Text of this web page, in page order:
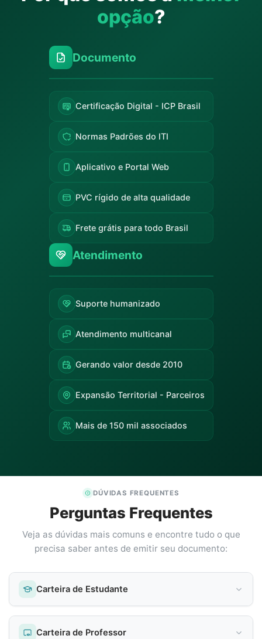
opção?
Documento
Certificação Digital - ICP Brasil
Normas Padrões do ITI
Aplicativo e Portal Web
PVC rígido de alta qualidade
Frete grátis para todo Brasil
Atendimento
Suporte humanizado
Atendimento multicanal
Gerando valor desde 2010
Expansão Territorial - Parceiros
Mais de 150 mil associados
DÚVIDAS FREQUENTES
Perguntas Frequentes
Veja as dúvidas mais comuns e encontre tudo o que
precisa saber antes de emitir seu documento:
Carteira de Estudante
Carteira de Professor